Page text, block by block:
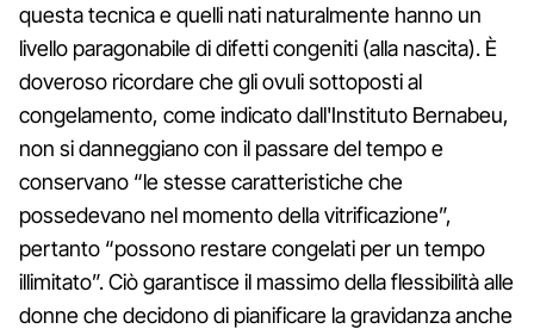
questa tecnica e quelli nati naturalmente hanno un
livello paragonabile di difetti congeniti (alla nascita). È
doveroso ricordare che gli ovuli sottoposti al
congelamento, come indicato dall'Instituto Bernabeu,
non si danneggiano con il passare del tempo e
conservano “le stesse caratteristiche che
possedevano nel momento della vitrificazione”,
pertanto “possono restare congelati per un tempo
illimitato”. Ciò garantisce il massimo della flessibilità alle
donne che decidono di pianificare la gravidanza anche